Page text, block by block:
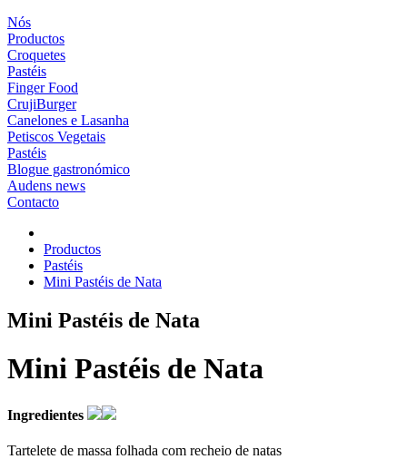
Nós
Productos
Croquetes
Pastéis
Finger Food
CrujiBurger
Canelones e Lasanha
Petiscos Vegetais
Pastéis
Blogue gastronómico
Audens news
Contacto
Productos
Pastéis
Mini Pastéis de Nata
Mini Pastéis de Nata
Mini Pastéis de Nata
Ingredientes
Tartelete de massa folhada com recheio de natas